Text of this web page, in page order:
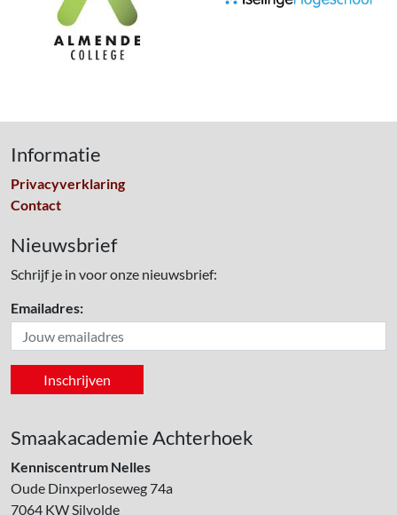
Informatie
Privacyverklaring
Contact
Nieuwsbrief
Schrijf je in voor onze nieuwsbrief:
Emailadres:
Smaakacademie Achterhoek
Kenniscentrum Nelles
Oude Dinxperloseweg 74a
7064 KWSilvolde